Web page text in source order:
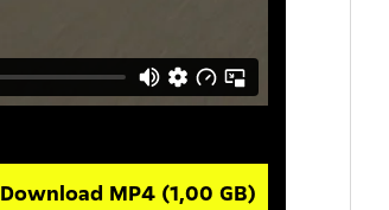
Download MP4 (1,00 GB)